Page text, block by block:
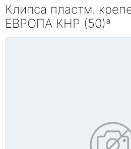
Клипса пластм.
ЕВРОПА КНР (50)ª